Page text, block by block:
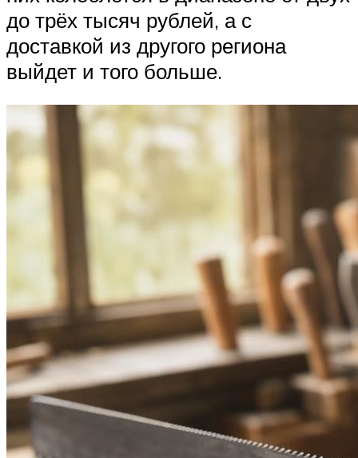
до трёх тысяч рублей, а с
доставкой из другого региона
выйдет и того больше.